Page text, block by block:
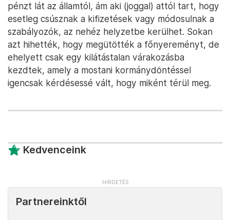
pénzt lát az államtól, ám aki (joggal) attól tart, hogy
esetleg csúsznak a kifizetések vagy módosulnak a
szabályozók, az nehéz helyzetbe kerülhet. Sokan
azt hihették, hogy megütötték a főnyereményt, de
ehelyett csak egy kilátástalan várakozásba
kezdtek, amely a mostani kormánydöntéssel
igencsak kérdésessé vált, hogy miként térül meg.
Kedvenceink
Partnereinktől